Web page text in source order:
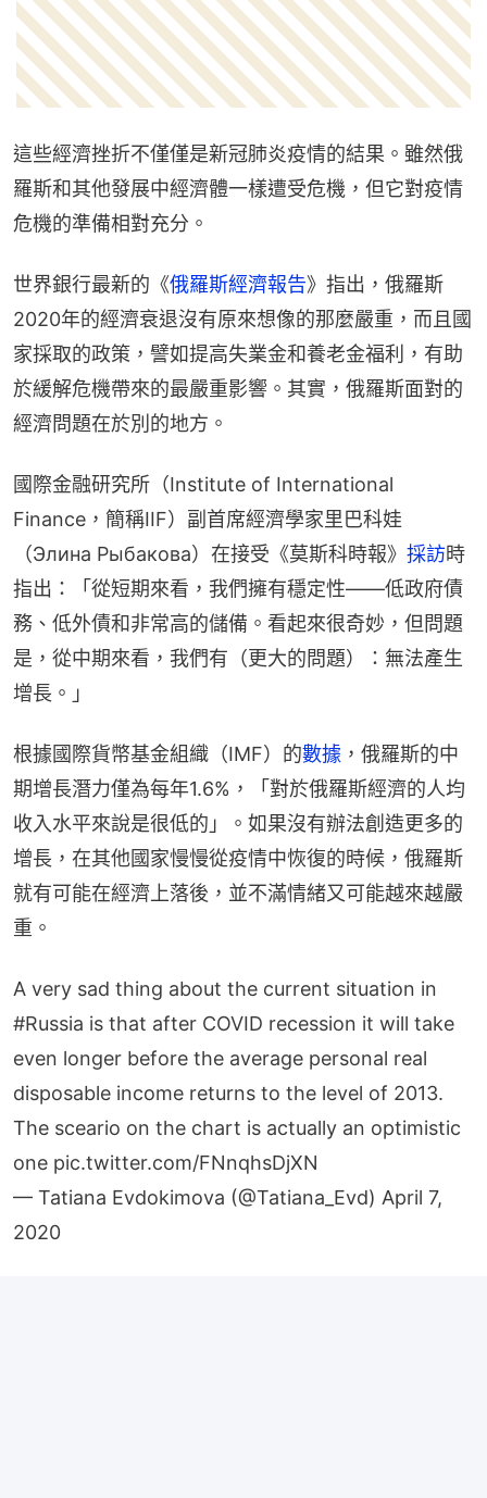
這些經濟挫折不僅僅是新冠肺炎疫情的結果。雖然俄
羅斯和其他發展中經濟體一樣遭受危機，但它對疫情
危機的準備相對充分。
世界銀行最新的《俄羅斯經濟報告》指出，俄羅斯
2020年的經濟衰退沒有原來想像的那麼嚴重，而且國
家採取的政策，譬如提高失業金和養老金福利，有助
於緩解危機帶來的最嚴重影響。其實，俄羅斯面對的
經濟問題在於別的地方。
國際金融研究所（Institute of International
Finance，簡稱IIF）副首席經濟學家里巴科娃
（Элина Рыбакова）在接受《莫斯科時報》 採訪時
指出：「從短期來看，我們擁有穩定性——低政府債
務、低外債和非常高的儲備。看起來很奇妙，但問題
是，從中期來看，我們有（更大的問題）：無法產生
增長。」
根據國際貨幣基金組織（IMF）的數據 ，俄羅斯的中
期增長潛力僅為每年1.6%，「對於俄羅斯經濟的人均
收入水平來說是很低的」。如果沒有辦法創造更多的
增長，在其他國家慢慢從疫情中恢復的時候，俄羅斯
就有可能在經濟上落後，並不滿情緒又可能越來越嚴
重。
A very sad thing about the current situation in
#Russia is that after COVID recession it will take
even longer before the average personal real
disposable income returns to the level of 2013.
The sceario on the chart is actually an optimistic
one pic.twitter.com/FNnqhsDjXN
— Tatiana Evdokimova (@Tatiana_Evd) April 7,
2020